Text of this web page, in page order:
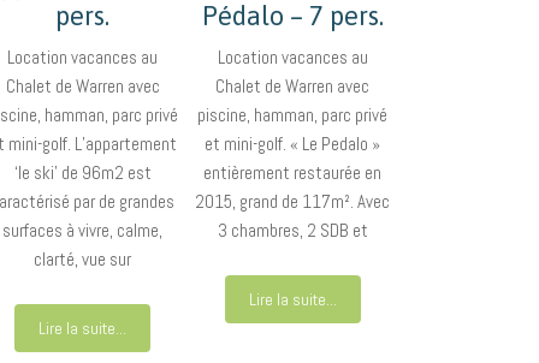
pers.
Location vacances au
Chalet de Warren avec
hamman, parc privé
mini-golf. L’appartement
‘le ski’ de 96m2 est
par de grandes
surfaces à vivre, calme,
clarté, vue sur
Lire la suite...
Pédalo – 7 pers.
Location vacances au
Chalet de Warren avec
piscine, hamman, parc privé
et mini-golf. « Le Pedalo »
entièrement restaurée en
2015, grand de 117m². Avec
3 chambres, 2 SDB et
Lire la suite...